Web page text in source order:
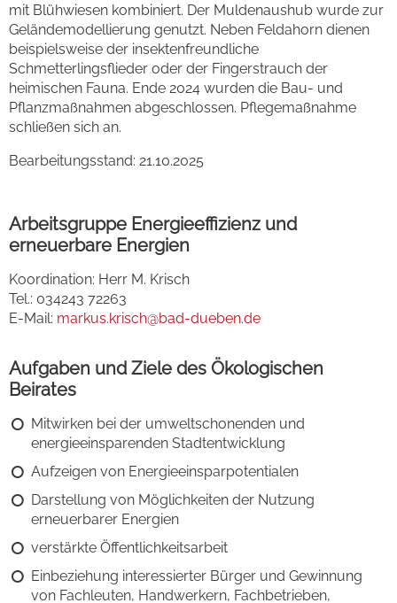
mit Blühwiesen kombiniert. Der Muldenaushub wurde zur
Geländemodellierung genutzt. Neben Feldahorn dienen
beispielsweise der insektenfreundliche
Schmetterlingsflieder oder der Fingerstrauch der
heimischen Fauna. Ende 2024 wurden die Bau- und
Pflanzmaßnahmen abgeschlossen. Pflegemaßnahme
schließen sich an.
Bearbeitungsstand: 21.10.2025
Arbeitsgruppe Energieeffizienz und
erneuerbare Energien
Koordination: Herr M. Krisch
Tel.: 034243 72263
E-Mail: markus.krisch@bad-dueben.de
Aufgaben und Ziele des Ökologischen
Beirates
Mitwirken bei der umweltschonenden und
energieeinsparenden Stadtentwicklung
Aufzeigen von Energieeinsparpotentialen
Darstellung von Möglichkeiten der Nutzung
erneuerbarer Energien
verstärkte Öffentlichkeitsarbeit
Einbeziehung interessierter Bürger und Gewinnung
von Fachleuten, Handwerkern, Fachbetrieben,